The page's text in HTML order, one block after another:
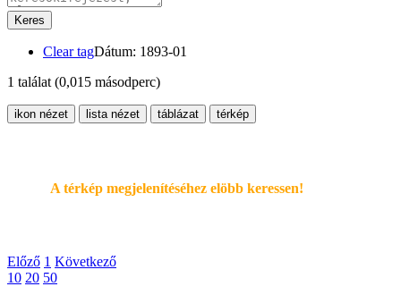
Keres
Clear tagDátum: 1893-01
1 találat (0,015 másodperc)
ikon nézet lista nézet táblázat térkép
A térkép megjelenítéséhez elöbb keressen!
Előző 1 Következő
10 20 50